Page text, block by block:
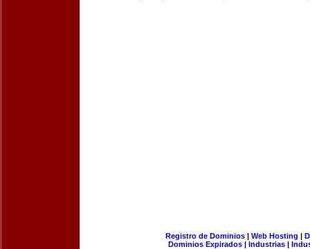
Registro de Dominios| Web Hosting |
Dominios Expirados | Industrias |